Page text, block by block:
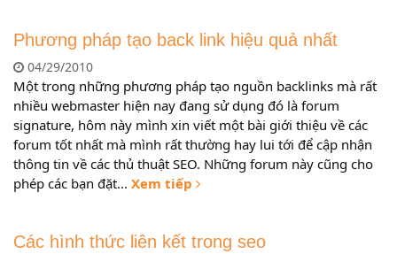
Phương pháp tạo back link hiệu quả nhất
04/29/2010
Một trong những phương pháp tạo nguồn backlinks mà rất
nhiều webmaster hiện nay đang sử dụng đó là forum
signature, hôm này mình xin viết một bài giới thiệu về các
forum tốt nhất mà mình rất thường hay lui tới để cập nhận
thông tin về các thủ thuật SEO. Những forum này cũng cho
phép các bạn đặt... Xem tiếp
Các hình thức liên kết trong seo